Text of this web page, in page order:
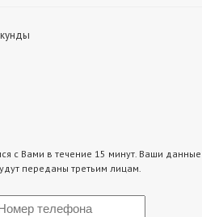
с Вами в течение 15 минут. Ваши данные
переданы третьим лицам.